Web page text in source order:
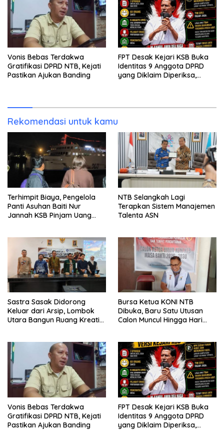
Vonis Bebas Terdakwa
Gratifikasi DPRD NTB, Kejati
Pastikan Ajukan Banding
FPT Desak Kejari KSB Buka
Identitas 9 Anggota DPRD
yang Diklaim Diperiksa,
Rekomendasi untuk kamu
Terhimpit Biaya, Pengelola
Panti Asuhan Baiti Nur
Jannah KSB Pinjam Uang
Kunjung Tuntas
NTB Selangkah Lagi
Terapkan Sistem Manajemen
Talenta ASN
Sastra Sasak Didorong
Keluar dari Arsip, Lombok
Utara Bangun Ruang Kreatif
Bursa Ketua KONI NTB
Dibuka, Baru Satu Utusan
Calon Muncul Hingga Hari
Vonis Bebas Terdakwa
Gratifikasi DPRD NTB, Kejati
Pastikan Ajukan Banding
FPT Desak Kejari KSB Buka
Identitas 9 Anggota DPRD
yang Diklaim Diperiksa,